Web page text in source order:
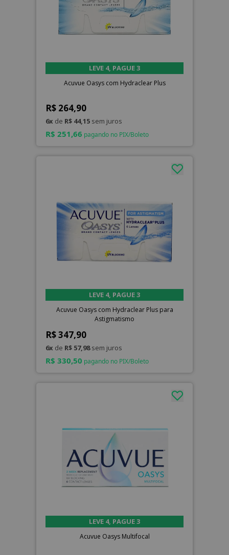
LEVE 4, PAGUE 3
Acuvue Oasys com Hydraclear Plus
R$ 264,90
6x de R$ 44,15sem juros
R$ 251,66 pagando no PIX/Boleto
LEVE 4, PAGUE 3
Acuvue Oasys com Hydraclear Plus para
Astigmatismo
R$ 347,90
6x de R$ 57,98sem juros
R$ 330,50 pagando no PIX/Boleto
LEVE 4, PAGUE 3
Acuvue Oasys Multifocal